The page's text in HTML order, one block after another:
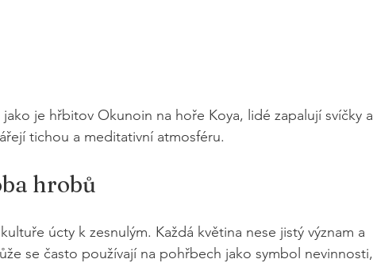
je hřbitov Okunoin na hoře Koya, lidé zapalují svíčky a
tichou a meditativní atmosféru.
hrobů
úcty k zesnulým. Každá květina nese jistý význam a
se často používají na pohřbech jako symbol nevinnosti,